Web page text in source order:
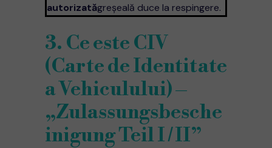
autorizatăgreșeală duce la respingere.
3. Ce este CIV
(Carte de Identitate
a Vehiculului) –
„Zulassungsbesche
inigung Teil I / II”